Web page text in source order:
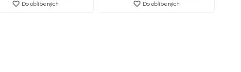
Do oblíbených Do oblíbených